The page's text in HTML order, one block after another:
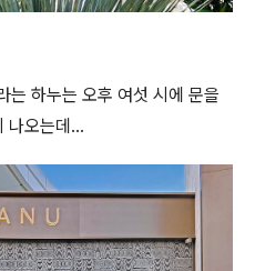
는 하누는 오후 여섯 시에 문을
나오는데...